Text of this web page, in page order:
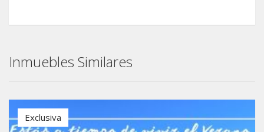
Inmuebles Similares
Exclusiva